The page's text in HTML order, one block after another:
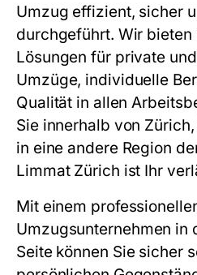
Umzug effizient, sicher
durchgeführt. Wir
Lösungen für private
Umzüge, individuelle
Qualität in allen
Sie innerhalb von
in eine andere Region
Limmat Zürich ist Ihr
Mit einem
Umzugsunternehmen in
Seite können Sie sicher